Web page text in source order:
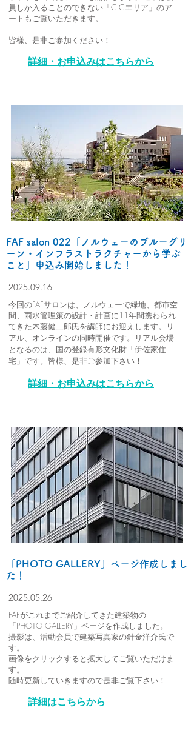
員しか入ることのできない「CICエリア」のア
ートもご覧いただきます。
皆様、是非ご参加ください！
詳細・お申込みはこちらから
FAF salon 022「ノルウェーのブルーグリ
ーン・インフラストラクチャーから学ぶ
こと」
申込み開始しました！
2025.09.16
今回のFAFサロンは、ノルウェーで緑地、都市空
間、雨水管理策の設計・計画に11年間携わられ
てきた木藤健二郎氏を講師にお迎えします。
リ
アル、オンラインの同時開催です。リアル会場
となるのは、国の登録有形文化財「伊佐家住
宅」です。皆様、是非ご参加下さい！
詳細・お申込みはこちらから
「PHOTO GALLERY」ページ作成しまし
た！
2025.05.26
FAFがこれまでご紹介してきた建築物の
「PHOTO GALLERY」ページを作成しました。
撮影は、活動会員で建築写真家の針金洋介氏で
す。
画像をクリックすると拡大してご覧いただけま
す。
随時更新していきますので是非ご覧下さい！
詳細はこちらから